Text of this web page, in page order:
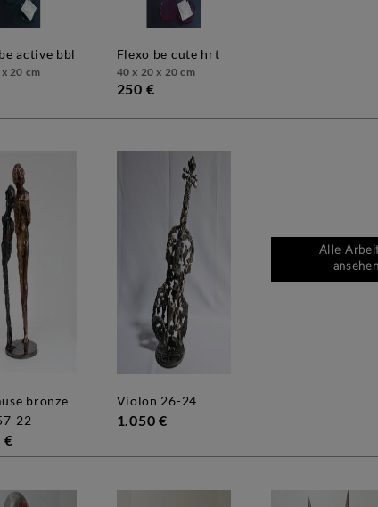
active bbl
20 cm
flexo be cute hrt
40 x 20 x 20 cm
250 €
22
€
violon 26-24
1.050 €
Alle
ansehen